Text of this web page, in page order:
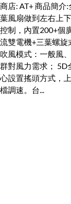
商店: AT+ 商品簡
葉風扇做到左右上
控制，內置200+個
流雙電機+三葉螺
吹風模式：一般風
群對風力需求； 5D
心設置搖頭方式，
檔調速。台...